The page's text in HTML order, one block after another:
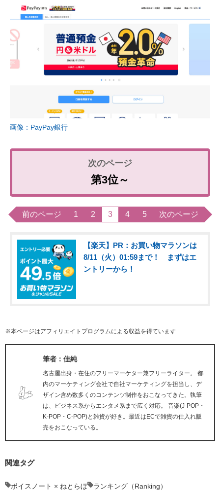
画像：PayPay銀行
第3位～
前のページ 1 2 3 4 5 次のページ
【楽天】PR：お買い物マラソンは
8/11（火）01:59まで！ まずはエ
ントリーから！
※本ページはアフィリエイトプログラムによる収益を得ています
筆者：佳純
名古屋出身・在住のフリーマーケター兼フリーライター。 都
内のマーケティング会社で自社マーケティングを担当し、デ
ザイン含め数多くのコンテンツ制作をおこなってきた。執筆
は、ビジネス系からエンタメ系まで広く対応。 音楽(J-POP・
K-POP・C-POP)と雑貨が好き。最近はECで雑貨の仕入れ販
売をおこなっている。
関連タグ
ボイスノート × ねとらぼ ランキング（Ranking）